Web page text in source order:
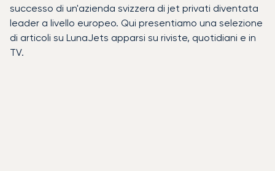
successo di un'azienda svizzera di jet privati diventata
leader a livello europeo. Qui presentiamo una selezione
di articoli su LunaJets apparsi su riviste, quotidiani e in
TV.